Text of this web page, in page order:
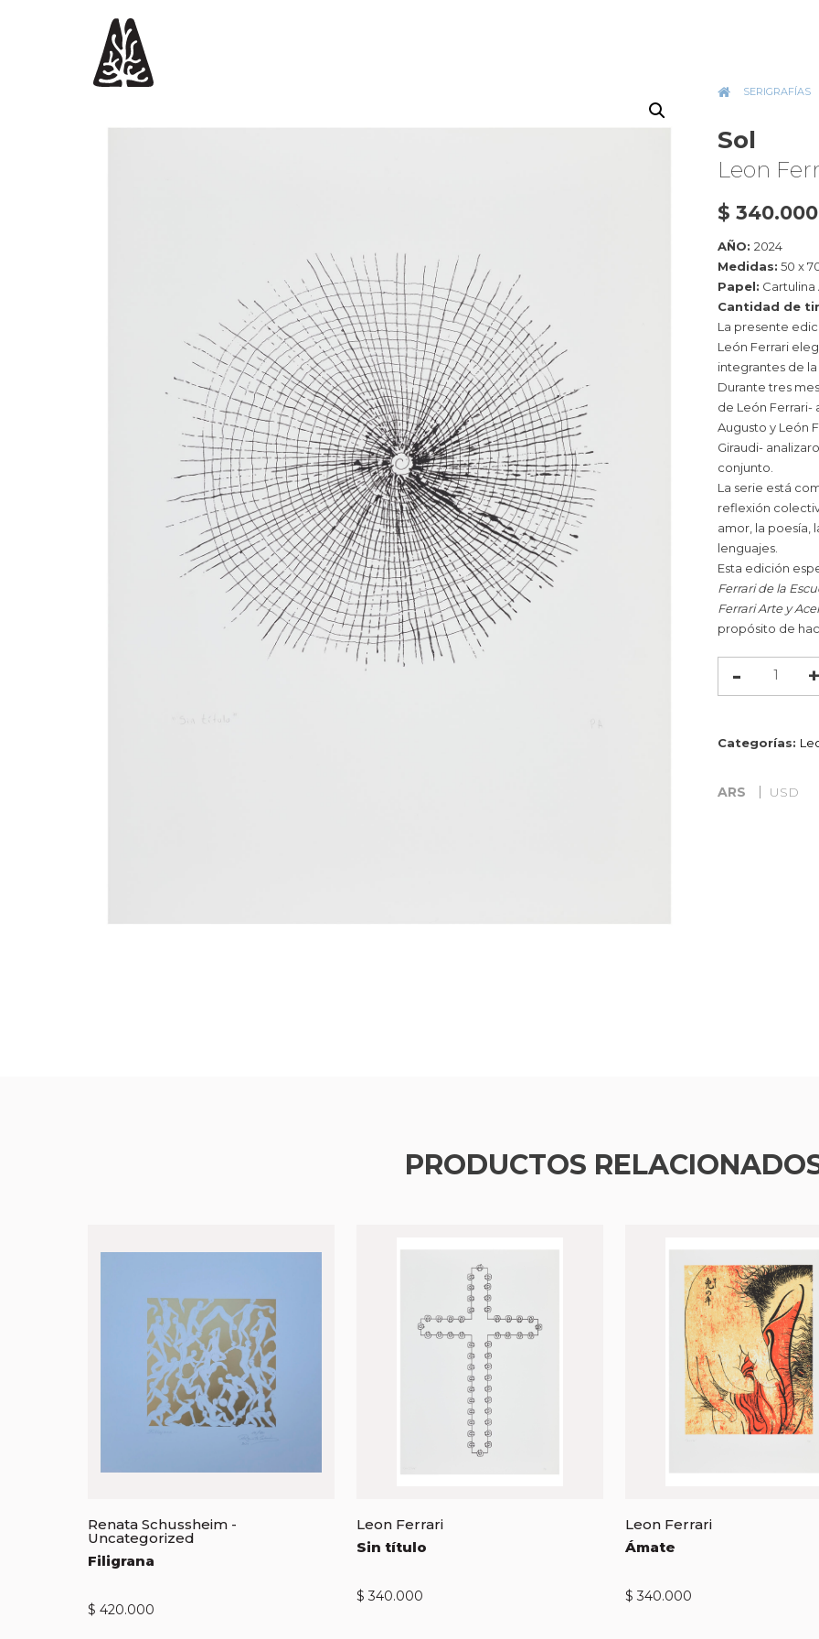
INICIO
SERIGRAFÍAS
Sol
Leon
$ 340.000
AÑO: 2024
Medidas: 50 x
Papel: Cartulina
Cantidad de
La presente
León Ferrari
integrantes de
Durante tres
de León Ferrari-
Augusto y León
Giraudi-
conjunto.
La serie está
reflexión
amor, la poesía,
lenguajes.
Esta edición
Ferrari de la
Ferrari Arte y
propósito de
Sol
cantidad
Categorías:
ARS USD
PRODUCTOS
Renata Schussheim -
Uncategorized
Filigrana
$ 420.000
Leon Ferrari
Sin título
$ 340.000
Leon Ferrari
Ámate
$ 340.000